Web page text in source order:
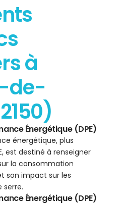
à
de-
Énergétique (DPE)
énergétique, plus
est destiné à renseigner
la consommation
son impact sur les
serre.
Énergétique (DPE)